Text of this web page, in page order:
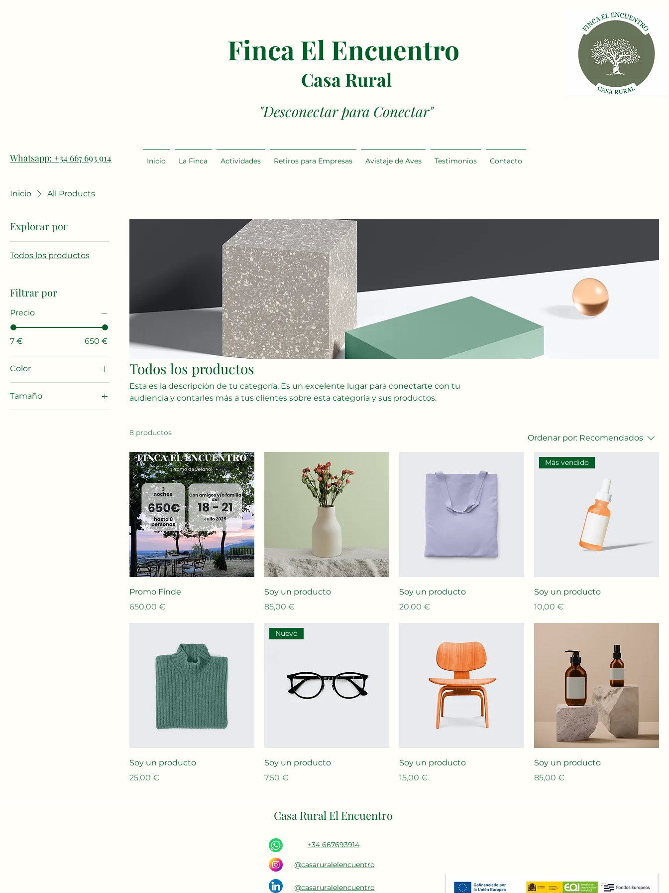
Finca El Encuentro
Casa Rural
"Desconectar para Conectar"
Inicio La Finca Actividades Retiros para Empresas Avistaje de Aves Testimonios Contacto
Whatsapp: +34 667 693 914
Inicio All Products
Explorar por
Todos los productos
Filtrar por
Precio
7 € 650 €
Color
Tamaño
Grande
Todos los productos
Esta es la descripción de tu categoría. Es un excelente lugar para conectarte con tu
audiencia y contarles más a tus clientes sobre esta categoría y sus productos.
8 productos
Ordenar por: Recomendados
Promo Finde
Precio
650,00 €
Soy un producto
Precio
85,00 €
Soy un producto
Precio
20,00 €
Más vendido
Soy un producto
Precio
10,00 €
Soy un producto
Precio
25,00 €
Nuevo
Soy un producto
Precio
7,50 €
Soy un producto
Precio
15,00 €
Soy un producto
Precio
85,00 €
Casa Rural El Encuentro
+34 667693914
@casaruralelencuentro
@casaruralelencuentro